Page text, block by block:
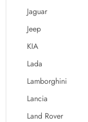
Jaguar
Jeep
KIA
Lada
Lamborghini
Lancia
Land Rover